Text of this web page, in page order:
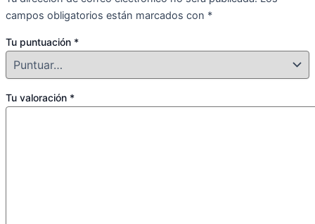
campos obligatorios están marcados con *
Tu puntuación *
Tu valoración *